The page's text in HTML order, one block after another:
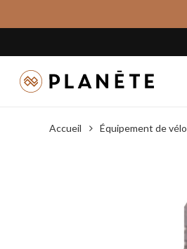
to
content
Accueil Équipement de vélo